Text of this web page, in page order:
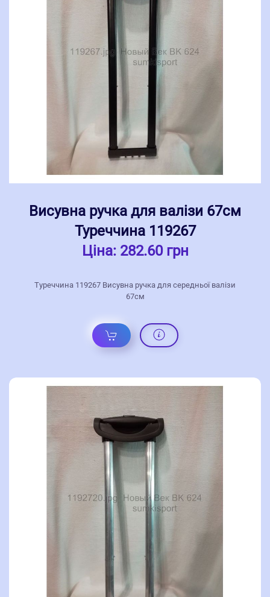
Висувна ручка для валізи 67см
Туреччина 119267
Ціна: 282.60 грн
Туреччина 119267 Висувна ручка для середньої валізи
67см